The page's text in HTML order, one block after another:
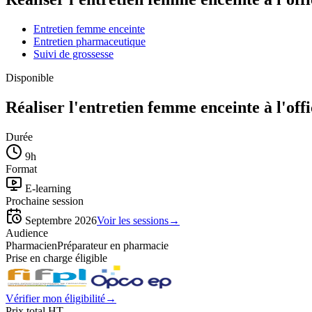
Entretien femme enceinte
Entretien pharmaceutique
Suivi de grossesse
Disponible
Réaliser l'entretien femme enceinte à
Durée
9h
Format
E-learning
Prochaine session
Septembre 2026Voir les sessions→
Audience
PharmacienPréparateur en pharmacie
Prise en charge éligible
Vérifier mon éligibilité→